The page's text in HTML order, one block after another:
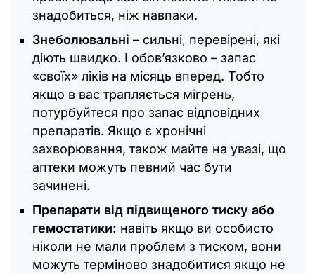
знадобиться, ніж навпаки.
Знеболювальні – сильні, перевірені, які
діють швидко. І обов’язково – запас
«своїх» ліків на місяць вперед. Тобто
якщо в вас трапляється мігрень,
потурбуйтеся про запас відповідних
препаратів. Якщо є хронічні
захворювання, також майте на увазі, що
аптеки можуть певний час бути
зачинені.
Препарати від підвищеного тиску або
гемостатики: навіть якщо ви особисто
ніколи не мали проблем з тиском, вони
можуть терміново знадобитися якщо не